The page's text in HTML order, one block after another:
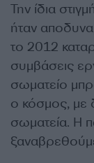
Την ίδια
ήταν
το 2012
συμβάσεις
σωματείο
ο κόσμος, με
σωματεία. Η